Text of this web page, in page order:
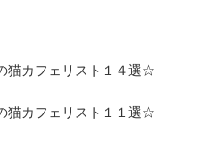
猫カフェリスト１４選☆
猫カフェリスト１１選☆